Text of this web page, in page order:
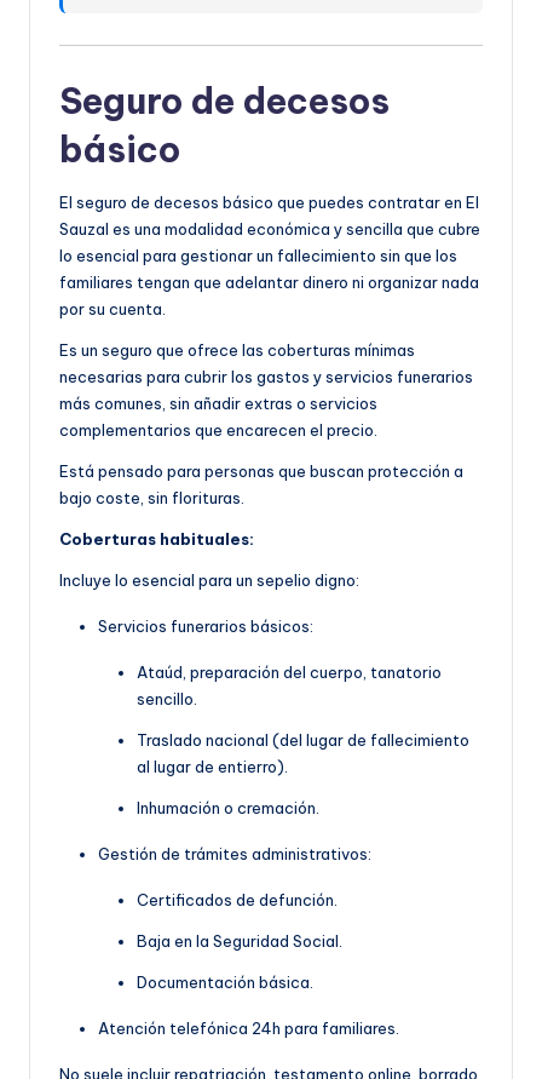
Seguro de decesos
básico
El seguro de decesos básico que puedes contratar en El
Sauzal es una modalidad económica y sencilla que cubre
lo esencial para gestionar un fallecimiento sin que los
familiares tengan que adelantar dinero ni organizar nada
por su cuenta.
Es un seguro que ofrece las coberturas mínimas
necesarias para cubrir los gastos y servicios funerarios
más comunes, sin añadir extras o servicios
complementarios que encarecen el precio.
Está pensado para personas que buscan protección a
bajo coste, sin florituras.
Coberturas habituales:
Incluye lo esencial para un sepelio digno:
Servicios funerarios básicos:
Ataúd, preparación del cuerpo, tanatorio
sencillo.
Traslado nacional (del lugar de fallecimiento
al lugar de entierro).
Inhumación o cremación.
Gestión de trámites administrativos:
Certificados de defunción.
Baja en la Seguridad Social.
Documentación básica.
Atención telefónica 24h para familiares.
No suele incluir repatriación, testamento online, borrado